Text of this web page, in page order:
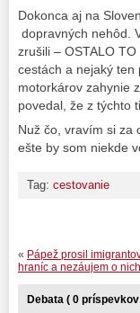
Dokonca aj na
dopravných nehôd.
zrušili – OSTALO
cestách a nejaký
motorkárov zahynie
povedal, že z týchto
Nuž čo, vravím si za
ešte by som niekde
Tag: cestovanie
« Pápež prosil
hraníc a nezáujem o
Debata ( 0